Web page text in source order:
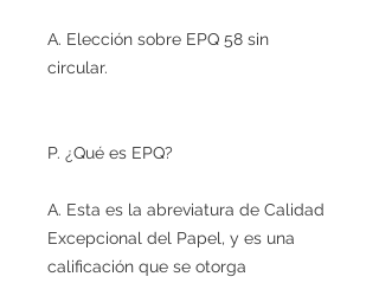
A. Elección sobre EPQ 58 sin
circular.
P. ¿Qué es EPQ?
A. Esta es la abreviatura de Calidad
Excepcional del Papel, y es una
calificación que se otorga